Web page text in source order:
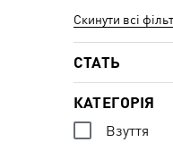
Скинути всі
СТАТЬ
КАТЕГОРІЯ
Взуття